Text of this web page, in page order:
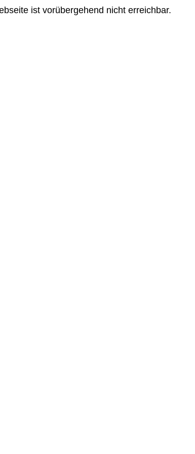
ist vorübergehend nicht erreichbar.